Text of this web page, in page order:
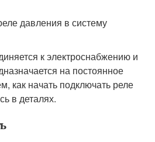
давления в систему
к электроснабжению и
на постоянное
как начать подключать реле
в деталях.